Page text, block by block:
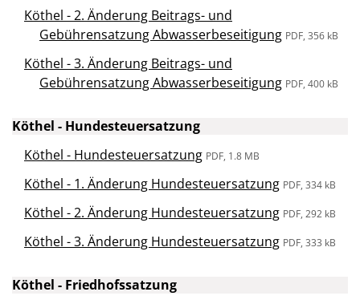
Köthel - 2. Änderung Beitrags- und
Gebührensatzung Abwasserbeseitigung PDF, 356 kB
Köthel - 3. Änderung Beitrags- und
Gebührensatzung Abwasserbeseitigung PDF, 400 kB
Köthel - Hundesteuersatzung
Köthel - Hundesteuersatzung PDF, 1.8 MB
Köthel - 1. Änderung Hundesteuersatzung PDF, 334 kB
Köthel - 2. Änderung Hundesteuersatzung PDF, 292 kB
Köthel - 3. Änderung Hundesteuersatzung PDF, 333 kB
Köthel - Friedhofssatzung